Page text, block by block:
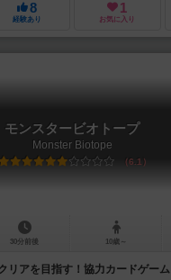
8
経験あり
1
お気に入り
モンスタービオトープ
Monster Biotope
6.1
30分前後 10歳～
リアを目指す！協力カードゲーム